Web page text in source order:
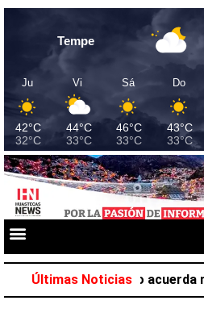
Tempe
Ju
42°C
32°C
Vi
44°C
33°C
Sá
46°C
33°C
Do
43°C
33°C
Últimas Noticias
laboral en Hidalgo acuerda